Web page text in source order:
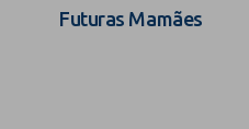
Futuras Mamães